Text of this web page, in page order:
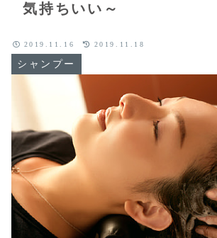
気持ちいい～
シャンプー
2019.11.16 2019.11.18